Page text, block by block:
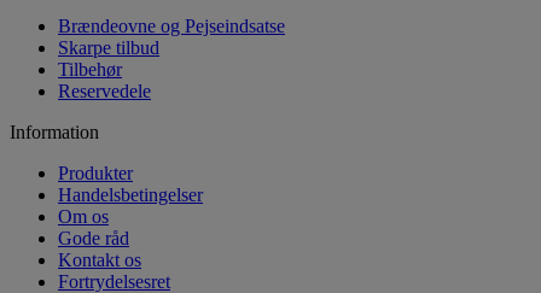
Brændeovne og Pejseindsatse
Skarpe tilbud
Tilbehør
Reservedele
Information
Produkter
Handelsbetingelser
Om os
Gode råd
Kontakt os
Fortrydelsesret